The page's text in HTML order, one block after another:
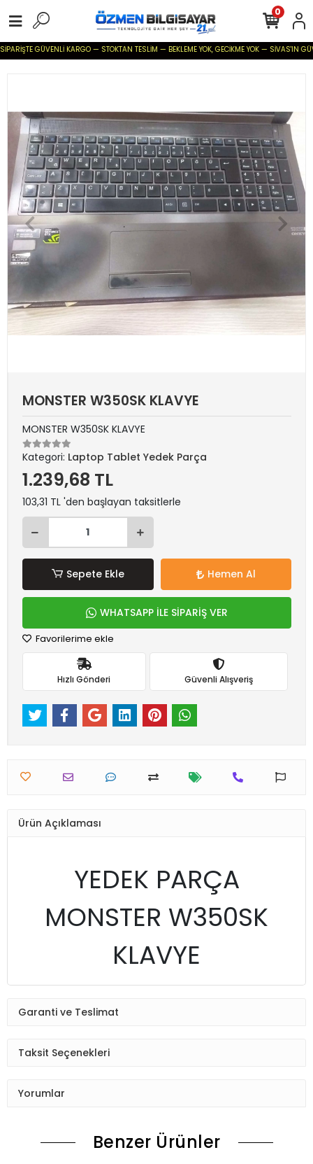
GÜVENLİ KARGO — STOKTAN TESLİM — BEKLEME YOK, GECİKME YOK — SİVAS'IN
0
MONSTER W350SK KLAVYE
MONSTER W350SK KLAVYE
Kategori: Laptop Tablet Yedek Parça
1.239,68 TL
103,31 TL 'den başlayan taksitlerle
Sepete Ekle Hemen Al
WHATSAPP İLE SİPARİŞ VER
Favorilerime ekle
Hızlı Gönderi Güvenli Alışveriş
Ürün Açıklaması
YEDEK PARÇA
MONSTER W350SK
KLAVYE
Garanti ve Teslimat
Taksit Seçenekleri
Yorumlar
Benzer Ürünler